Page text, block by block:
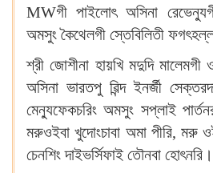
MWগী পাইলোৎ অসিনা
অমসুং কৈথেলগী স্তেবিলিতী
শ্রী জোশীনা হায়খি মদুদি
অসিনা ভারতপু ৱিন্দ ইনর্জী
মেন্যুফেকচরিং অমসুং সপ্লাই
মরুওইবা খুদোংচাবা অমা পীরি, মরু
চেনশিং দাইভর্সিফাই তৌনবা হোৎনরি।